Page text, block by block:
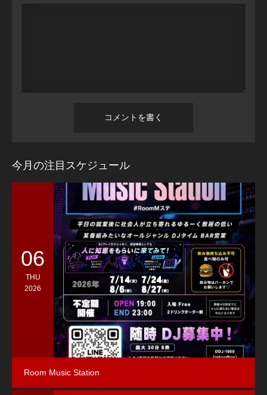
今月の注目スケジュール
06
THU
2026
Room Music Station